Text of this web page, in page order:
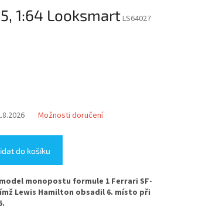
1:64 LooksmartLS64027
Možnosti doručení
do košíku
monopostu formule 1 Ferrari SF-
Lewis Hamilton obsadil 6. místo při